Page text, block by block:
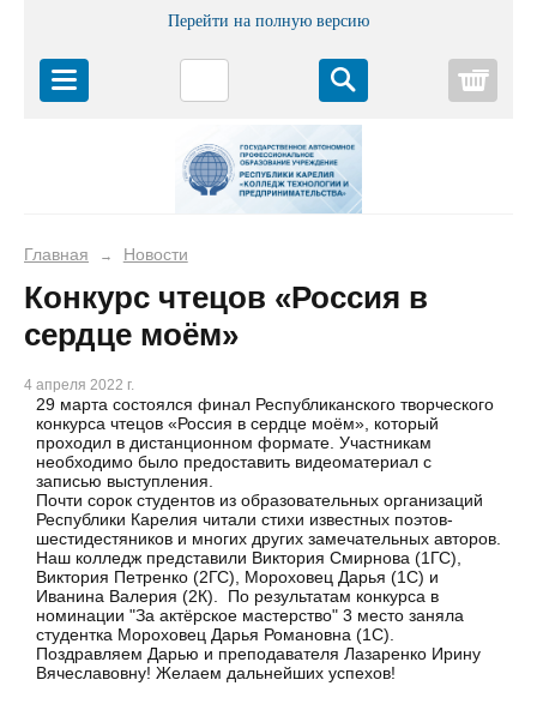
Перейти на полную версию
Главная → Новости
Конкурс чтецов «Россия в
сердце моём»
4 апреля 2022 г.
29 марта состоялся финал Республиканского творческого
конкурса чтецов «Россия в сердце моём», который
проходил в дистанционном формате. Участникам
необходимо было предоставить видеоматериал с
записью выступления.
Почти сорок студентов из образовательных организаций
Республики Карелия читали стихи известных поэтов-
шестидестяников и многих других замечательных авторов.
Наш колледж представили Виктория Смирнова (1ГС),
Виктория Петренко (2ГС), Мороховец Дарья (1С) и
Иванина Валерия (2К). По результатам конкурса в
номинации "За актёрское мастерство" 3 место заняла
студентка Мороховец Дарья Романовна (1С).
Поздравляем Дарью и преподавателя Лазаренко Ирину
Вячеславовну! Желаем дальнейших успехов!